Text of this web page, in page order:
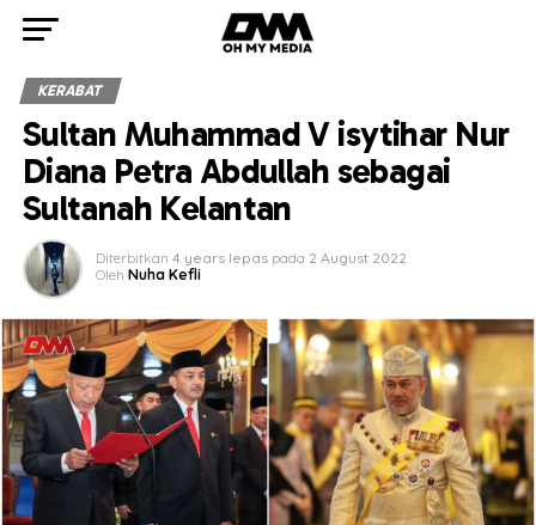
KERABAT
Sultan Muhammad V isytihar Nur
Diana Petra Abdullah sebagai
Sultanah Kelantan
Diterbitkan 4 years lepas pada 2 August 2022
Oleh Nuha Kefli